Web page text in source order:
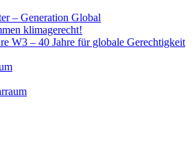
– Generation Global
klimagerecht!
W3 – 40 Jahre für globale Gerechtigkeit